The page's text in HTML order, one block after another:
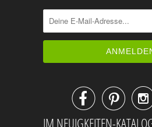

IM NEUIGKEITEN-